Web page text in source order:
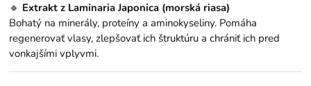
🔹 Extrakt z Laminaria Japonica (morská riasa)
Bohatý na minerály, proteíny a aminokyseliny. Pomáha
regenerovať vlasy, zlepšovať ich štruktúru a chrániť ich pred
vonkajšími vplyvmi.